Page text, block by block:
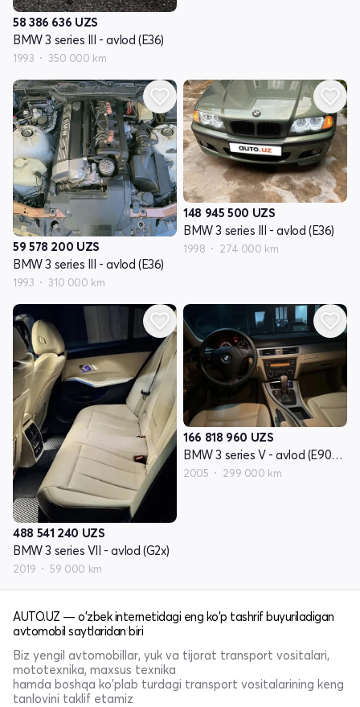
58 386 636 UZS
BMW 3 series III - avlod (E36)
1993 350 000 km
59 578 200 UZS
BMW 3 series III - avlod (E36)
1993 310 000 km
148 945 500 UZS
BMW 3 series III - avlod (E36)
1998 274 000 km
488 541 240 UZS
BMW 3 series VII - avlod (G2x)
2019 59 000 km
166 818 960 UZS
BMW 3 series V - avlod (E90/E91/E92/E93)
2005 299 000 km
AUTO.UZ — o'zbek internetidagi eng ko'p tashrif buyuriladigan
avtomobil saytlaridan biri
Biz yengil avtomobillar, yuk va tijorat transport vositalari,
mototexnika, maxsus texnika
hamda boshqa ko'plab turdagi transport vositalarining keng
tanlovini taklif etamiz